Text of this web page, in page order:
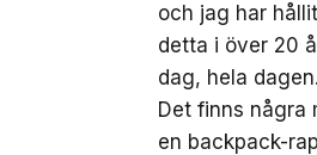
och jag har
detta i över 20
dag, hela
Det finns några
en backpack-